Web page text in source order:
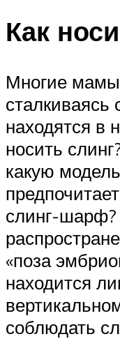
Как
Многие
сталкиваясь
находятся в
носить
какую
слинг-
«поза
находится
соблюдать